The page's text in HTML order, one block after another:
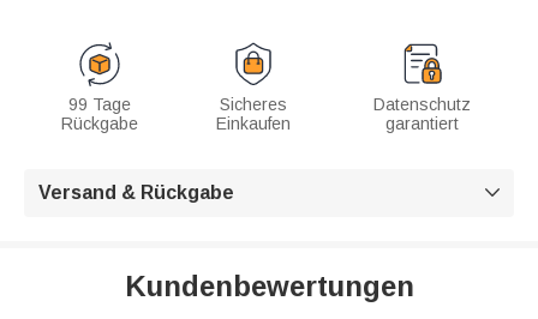
99 Tage
Rückgabe
Sicheres
Einkaufen
Datenschutz
garantiert
Versand & Rückgabe 
Kundenbewertungen